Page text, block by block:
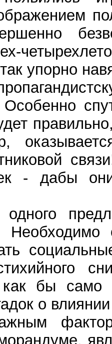
упорно
- дабы они
как бы
о